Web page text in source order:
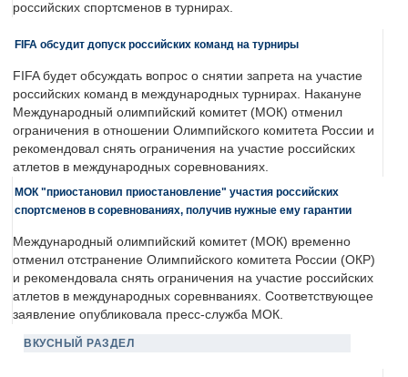
российских спортсменов в турнирах.
FIFA обсудит допуск российских команд на турниры
FIFA будет обсуждать вопрос о снятии запрета на участие
российских команд в международных турнирах. Накануне
Международный олимпийский комитет (МОК) отменил
ограничения в отношении Олимпийского комитета России и
рекомендовал снять ограничения на участие российских
атлетов в международных соревнованиях.
МОК "приостановил приостановление" участия российских
спортсменов в соревнованиях, получив нужные ему гарантии
Международный олимпийский комитет (МОК) временно
отменил отстранение Олимпийского комитета России (ОКР)
и рекомендовала снять ограничения на участие российских
атлетов в международных соревнваниях. Соответствующее
заявление опубликовала пресс-служба МОК.
ВКУСНЫЙ РАЗДЕЛ